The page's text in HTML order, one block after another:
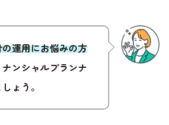
運用にお悩みの方
ンシャルプランナ
ょう 。